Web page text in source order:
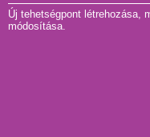
Új tehetségpont létrehozása,
módosítása.